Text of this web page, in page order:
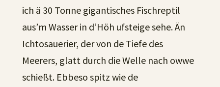
ich ä 30 Tonne gigantisches Fischreptil
aus’m Wasser in d’Höh ufsteige sehe. Än
Ichtosauerier, der von de Tiefe des
Meerers, glatt durch die Welle nach owwe
schießt. Ebbeso spitz wie de